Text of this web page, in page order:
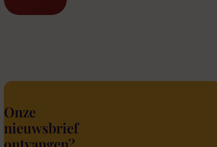
Onze
nieuwsbrief